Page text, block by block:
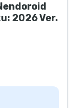
2026 Ver.